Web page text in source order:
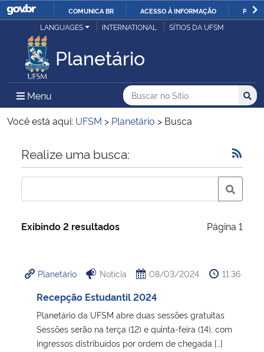
IR
O
COMUNICA BR ACESSO À INFORMAÇÃO
Ministério da Justiça e Segurança Pública
Ministério da Defesa
Ministério das Relações Exteriores
Ministério da Economia
Ministério da Infraestrutura
Ministério da Cidadania
Ministério da Saúde
Ministério de Minas e Energia
LANGUAGES INTERNATIONAL SÍTIOS DA UFSM
Planetário
Menu Menu Principal do Sítio
Busca
Buscar no no Sítio
Busca:
Você está aqui: UFSM > Planetário > Busca
Início do conteúdo
Realize uma busca:
Exibindo 2 resultados Página 1
Planetário Notícia 08/03/2024 11:36
Recepção Estudantil 2024
Planetário da UFSM abre duas sessões gratuitas
Sessões serão na terça (12) e quinta-feira (14), com
ingressos distribuídos por ordem de chegada […]